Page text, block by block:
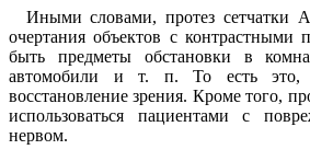
Иными словами, протез сетчатки
очертания объектов с контрастными
быть предметы обстановки в
автомобили и т. п. То есть это,
восстановление зрения. Кроме того,
использоваться пациентами с
нервом.